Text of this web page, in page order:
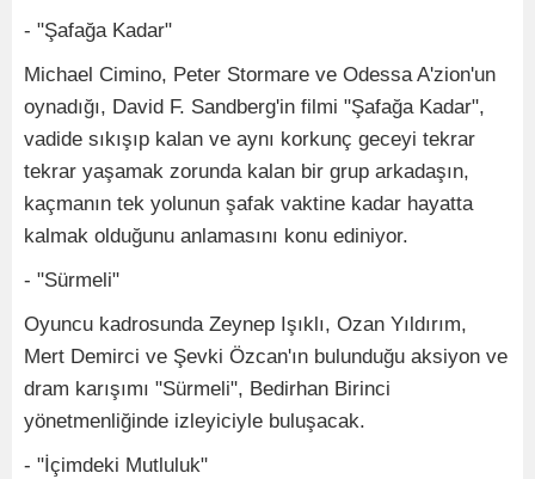
- "Şafağa Kadar"
Michael Cimino, Peter Stormare ve Odessa A'zion'un
oynadığı, David F. Sandberg'in filmi "Şafağa Kadar",
vadide sıkışıp kalan ve aynı korkunç geceyi tekrar
tekrar yaşamak zorunda kalan bir grup arkadaşın,
kaçmanın tek yolunun şafak vaktine kadar hayatta
kalmak olduğunu anlamasını konu ediniyor.
- "Sürmeli"
Oyuncu kadrosunda Zeynep Işıklı, Ozan Yıldırım,
Mert Demirci ve Şevki Özcan'ın bulunduğu aksiyon ve
dram karışımı "Sürmeli", Bedirhan Birinci
yönetmenliğinde izleyiciyle buluşacak.
- "İçimdeki Mutluluk"